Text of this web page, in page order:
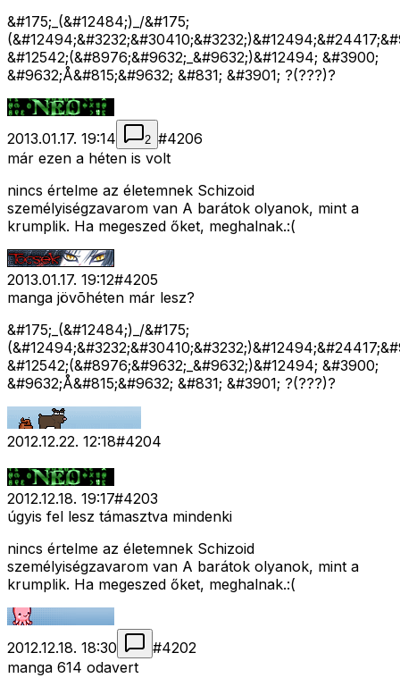
&#175;_(&#12484;)_/&#175;
&#12542;(&#8976;&#9632;_&#9632;)&#12494; &#3900;
&#9632;Å&#815;&#9632; &#831; &#3901; ?(???)?
2013.01.17. 19:14 2 #4206
már ezen a héten is volt
nincs értelme az életemnek Schizoid
személyiségzavarom van A barátok olyanok, mint a
krumplik. Ha megeszed őket, meghalnak.:(
2013.01.17. 19:12#4205
manga jövõhéten már lesz?
&#175;_(&#12484;)_/&#175;
&#12542;(&#8976;&#9632;_&#9632;)&#12494; &#3900;
&#9632;Å&#815;&#9632; &#831; &#3901; ?(???)?
2012.12.22. 12:18#4204
2012.12.18. 19:17#4203
úgyis fel lesz támasztva mindenki
nincs értelme az életemnek Schizoid
személyiségzavarom van A barátok olyanok, mint a
krumplik. Ha megeszed őket, meghalnak.:(
2012.12.18. 18:30 #4202
manga 614 odavert